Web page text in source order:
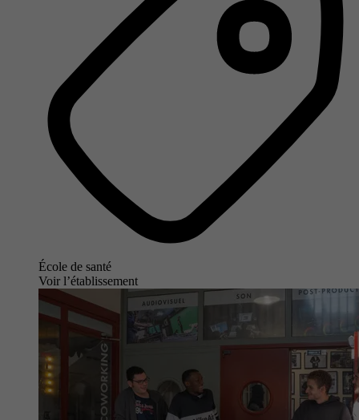
École de santé
Voir l’établissement